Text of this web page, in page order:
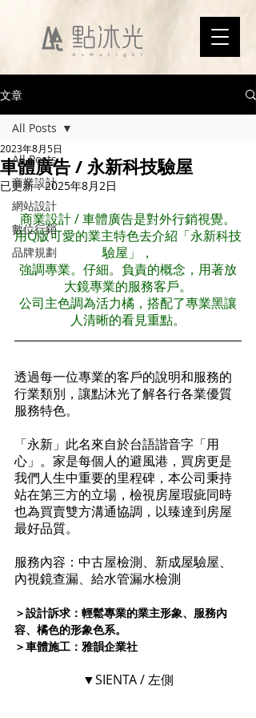
文章
All Posts
商業設計
網站設計
數位行銷
品牌規劃
All Posts
車體廣告 / 永新科技驗屋
2023年8月5日
已更新：2025年8月2日
商業設計 / 車體廣告是對外行銷視覺。
用Q版可愛的業主特色去介紹「永新科技
驗屋」，
強調專業。仔細。負責的概念，用著放
大鏡專業的服務客戶。
公司主色調為活力橘，搭配了專業黑讓
人清晰的看見重點。
透過每一位專業的客戶的說明和服務的
行業類別，讓點沐光了解各行各業優質
服務特色。
「永新」此名來自於台語諧音字「用
心」。家是每個人的避風港，買房更是
我們人生中重要的里程碑，本公司秉持
站在第三方的立場，檢視房屋瑕疵同時
也為買賣雙方溝通協調，以臻達到房屋
最好品質。
服務內容：中古屋檢測、新成屋驗屋、
內視鏡查漏、給水管漏水檢測
＞設計訴求：輕鬆專業的業主形象、服務內
容、橘色的形象色系。
＞車體施工：雅韻企業社
▼SIENTA / 左側